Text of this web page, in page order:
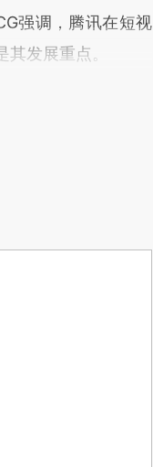
强调，腾讯在短视
其发展重点。